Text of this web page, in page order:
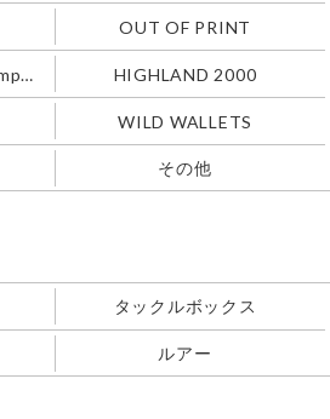
OUT OF PRINT
Binghamton Knitting Company HIGHLAND 2000
WILD WALLETS
その他
タックルボックス
ルアー